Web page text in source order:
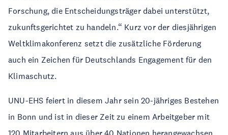
Forschung, die Entscheidungsträger dabei unterstützt,
zukunftsgerichtet zu handeln.“ Kurz vor der diesjährigen
Weltklimakonferenz setzt die zusätzliche Förderung
auch ein Zeichen für Deutschlands Engagement für den
Klimaschutz.
UNU-EHS feiert in diesem Jahr sein 20-jähriges Bestehen
in Bonn und ist in dieser Zeit zu einem Arbeitgeber mit
120 Mitarbeitern aus über 40 Nationen herangewachsen.